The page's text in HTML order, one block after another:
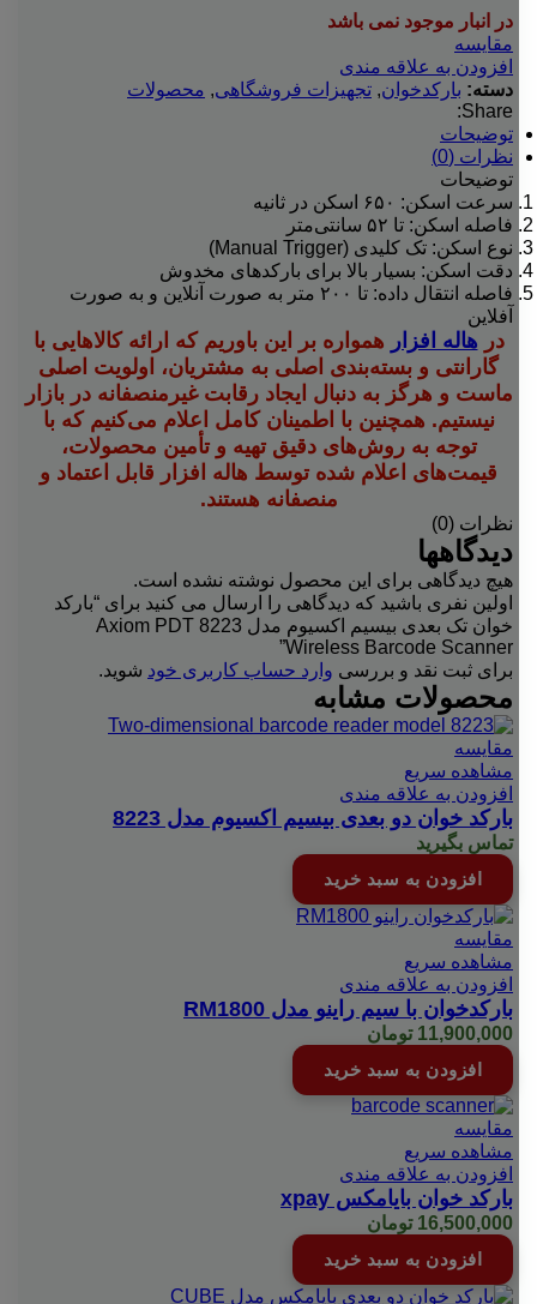
در انبار موجود نمی باشد
مقایسه
افزودن به علاقه مندی
دسته: بارکدخوان, تجهیزات فروشگاهی, محصولات
Share:
توضیحات
نظرات (0)
توضیحات
سرعت اسکن: ۶۵۰ اسکن در ثانیه
فاصله اسکن: تا ۵۲ سانتی‌متر
نوع اسکن: تک کلیدی (Manual Trigger)
دقت اسکن: بسیار بالا برای بارکدهای مخدوش
فاصله انتقال داده: تا ۲۰۰ متر به صورت آنلاین و به صورت
آفلاین
در هاله افزار همواره بر این باوریم که ارائه کالاهایی با
گارانتی و بسته‌بندی اصلی به مشتریان، اولویت اصلی
ماست و هرگز به دنبال ایجاد رقابت غیرمنصفانه در بازار
نیستیم. همچنین با اطمینان کامل اعلام می‌کنیم که با
توجه به روش‌های دقیق تهیه و تأمین محصولات،
قیمت‌های اعلام شده توسط هاله افزار قابل اعتماد و
منصفانه هستند.
نظرات (0)
دیدگاهها
هیچ دیدگاهی برای این محصول نوشته نشده است.
اولین نفری باشید که دیدگاهی را ارسال می کنید برای “بارکد
خوان تک بعدی بیسیم اکسیوم مدل Axiom PDT 8223
Wireless Barcode Scanner”
برای ثبت نقد و بررسی وارد حساب کاربری خود شوید.
محصولات مشابه
مقایسه
مشاهده سریع
افزودن به علاقه مندی
بارکد خوان دو بعدی بیسیم اکسیوم مدل 8223
تماس بگیرید
افزودن به سبد خرید
مقایسه
مشاهده سریع
افزودن به علاقه مندی
بارکدخوان با سیم راینو مدل RM1800
11,900,000 تومان
افزودن به سبد خرید
مقایسه
مشاهده سریع
افزودن به علاقه مندی
بارکد خوان بایامکس xpay
16,500,000 تومان
افزودن به سبد خرید